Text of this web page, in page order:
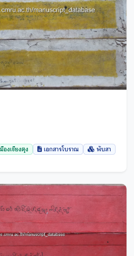
องเชียงตุง เอกสารโบราณ
พับสา